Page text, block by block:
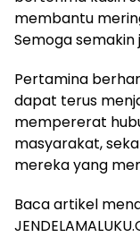
membantu
Semoga semakin
Pertamina
dapat terus
mempererat
masyarakat,
mereka yang
Baca artikel